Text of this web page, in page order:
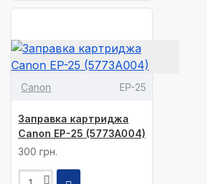
Canon EP-25
Заправка картриджа
Canon EP-25 (5773A004)
300 грн.